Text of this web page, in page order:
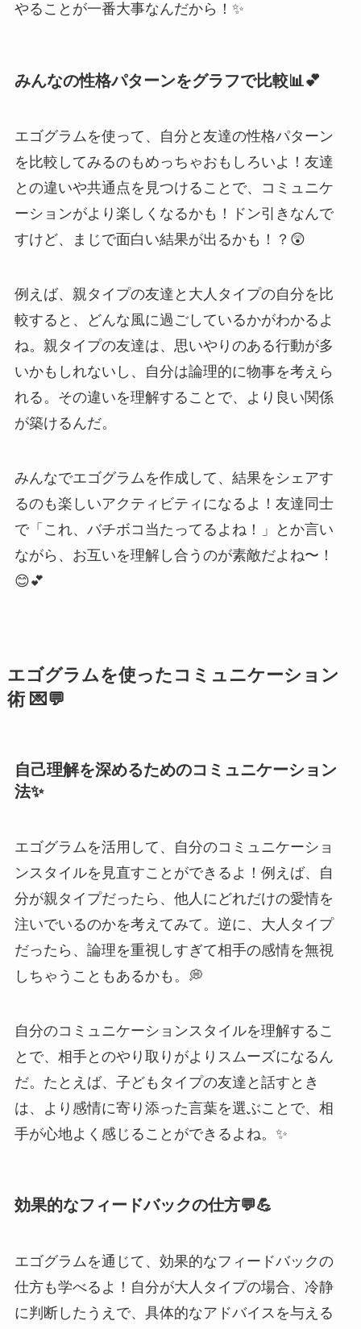
やることが一番大事なんだから！✨
みんなの性格パターンをグラフで比較📊💕
エゴグラムを使って、自分と友達の性格パターン
を比較してみるのもめっちゃおもしろいよ！友達
との違いや共通点を見つけることで、コミュニケ
ーションがより楽しくなるかも！ドン引きなんで
すけど、まじで面白い結果が出るかも！？😲
例えば、親タイプの友達と大人タイプの自分を比
較すると、どんな風に過ごしているかがわかるよ
ね。親タイプの友達は、思いやりのある行動が多
いかもしれないし、自分は論理的に物事を考えら
れる。その違いを理解することで、より良い関係
が築けるんだ。
みんなでエゴグラムを作成して、結果をシェアす
るのも楽しいアクティビティになるよ！友達同士
で「これ、バチボコ当たってるよね！」とか言い
ながら、お互いを理解し合うのが素敵だよね〜！
😊💕
エゴグラムを使ったコミュニケーション
術 💌💬
自己理解を深めるためのコミュニケーション
法✨
エゴグラムを活用して、自分のコミュニケーショ
ンスタイルを見直すことができるよ！例えば、自
分が親タイプだったら、他人にどれだけの愛情を
注いでいるのかを考えてみて。逆に、大人タイプ
だったら、論理を重視しすぎて相手の感情を無視
しちゃうこともあるかも。💭
自分のコミュニケーションスタイルを理解するこ
とで、相手とのやり取りがよりスムーズになるん
だ。たとえば、子どもタイプの友達と話すとき
は、より感情に寄り添った言葉を選ぶことで、相
手が心地よく感じることができるよね。✨
効果的なフィードバックの仕方💬💪
エゴグラムを通じて、効果的なフィードバックの
仕方も学べるよ！自分が大人タイプの場合、冷静
に判断したうえで、具体的なアドバイスを与える